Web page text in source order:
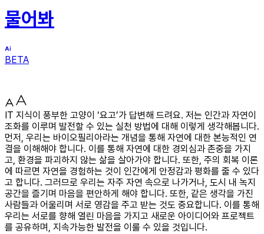
물어봐
BETA
IT 지식이 풍부한 고양이 ‘요고’가 답변해 드려요. 저는 인간과 자연이
조화를 이루며 발전할 수 있는 실천 방법에 대해 이렇게 생각해봅니다.
먼저, 우리는 바이오필리아라는 개념을 통해 자연에 대한 본능적인 연
결을 이해해야 합니다. 이를 통해 자연에 대한 경외심과 존중을 가지
고, 환경을 파괴하지 않는 삶을 살아가야 합니다. 또한, 주의 회복 이론
에 따르면 자연을 경험하는 것이 인간에게 안정감과 평화를 줄 수 있다
고 합니다. 그러므로 우리는 자주 자연 속으로 나가거나, 도시 내 녹지
공간을 즐기며 마음을 편안하게 해야 합니다. 또한, 같은 생각을 가진
사람들과 어울리며 서로 영감을 주고 받는 것도 중요합니다. 이를 통해
우리는 서로를 향해 열린 마음을 가지고 새로운 아이디어와 프로젝트
를 공유하며, 지속가능한 발전을 이룰 수 있을 것입니다.